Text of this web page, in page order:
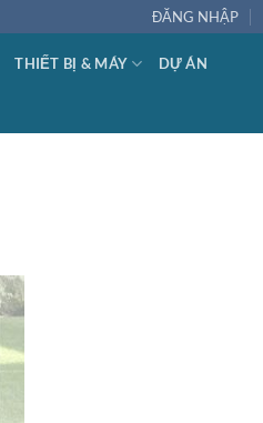
ĐĂNG NHẬP
THIẾT BỊ & MÁY DỰ ÁN